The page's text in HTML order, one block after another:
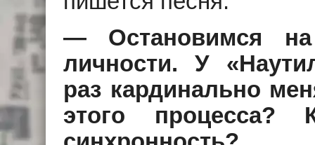
— Остановимся
личности. У
раз кардинально
этого процесса?